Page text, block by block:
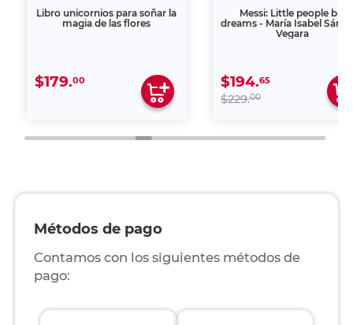
Libro unicornios para soñar la
magia de las flores
$179.00
Messi: Little people big
dreams - María Isabel
Vegara
$194.65
$229.00
Métodos de pago
Contamos con los siguientes métodos de
pago: